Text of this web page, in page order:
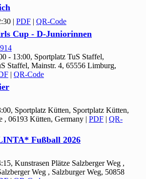
| PDF | QR-Code
Cup - D-Juniorinnen
- 13:00, Sportplatz TuS Staffel,
Staffel, Mainstr. 4, 65556 Limburg,
QR-Code
Sportplatz Kütten, Sportplatz Kütten,
, 06193 Kütten, Germany | PDF | QR-
Fußball 2026
Kunstrasen Plätze Salzberger Weg ,
Weg , Salzburger Weg, 50858